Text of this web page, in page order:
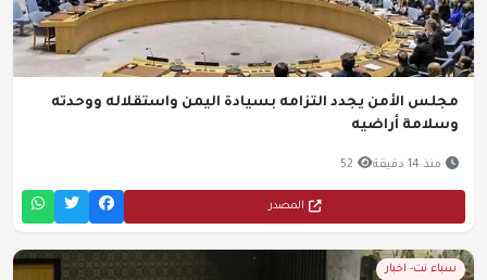
مجلس الأمن يجدد التزامه بسيادة اليمن واستقلاله ووحدته
وسلامة أراضيه
منذ 14 دقيقة 52
المصدر
سباء نت- اخبار